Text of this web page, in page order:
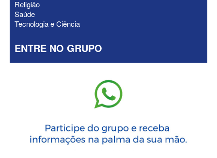
Religião
Saúde
Tecnologia e Ciência
ENTRE NO GRUPO